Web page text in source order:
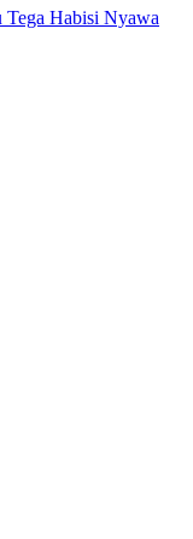
Tega Habisi Nyawa